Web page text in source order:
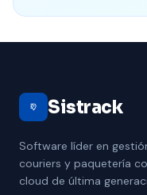
Sistrack
Software líder en
couriers y paquetería
cloud de última